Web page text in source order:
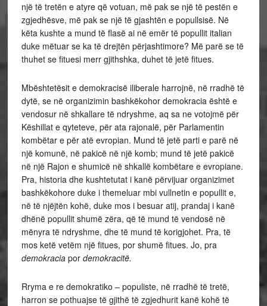
një të tretën e atyre që votuan, më pak se një të pestën e
zgjedhësve, më pak se një të gjashtën e popullsisë. Në
këta kushte a mund të flasë ai në emër të popullit italian
duke mëtuar se ka të drejtën përjashtimore? Më parë se të
thuhet se fituesi merr gjithshka, duhet të jetë fitues.
Mbështetësit e demokracisë iliberale harrojnë, në rradhë të
dytë, se në organizimin bashkëkohor demokracia është e
vendosur në shkallare të ndryshme, aq sa ne votojmë për
Këshillat e qyteteve, për ata rajonalë, për Parlamentin
kombëtar e për atë evropian. Mund të jetë parti e parë në
një komunë, në pakicë në një komb; mund të jetë pakicë
në një Rajon e shumicë në shkallë kombëtare e evropiane.
Pra, historia dhe kushtetutat i kanë përvijuar organizimet
bashkëkohore duke i themeluar mbi vullnetin e popullit e,
në të njëjtën kohë, duke mos i besuar atij, prandaj i kanë
dhënë popullit shumë zëra, që të mund të vendosë në
mënyra të ndryshme, dhe të mund të korigjohet. Pra, të
mos ketë vetëm një fitues, por shumë fitues. Jo, pra
demokracia por demokracitë.
Rryma e re demokratiko – populiste, në rradhë të tretë,
harron se pothuajse të gjithë të zgjedhurit kanë kohë të